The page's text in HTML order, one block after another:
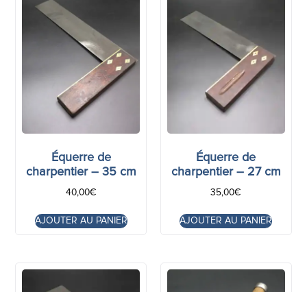
Équerre de
charpentier – 35 cm
40,00€
AJOUTER AU PANIER
Équerre de
charpentier – 27 cm
35,00€
AJOUTER AU PANIER